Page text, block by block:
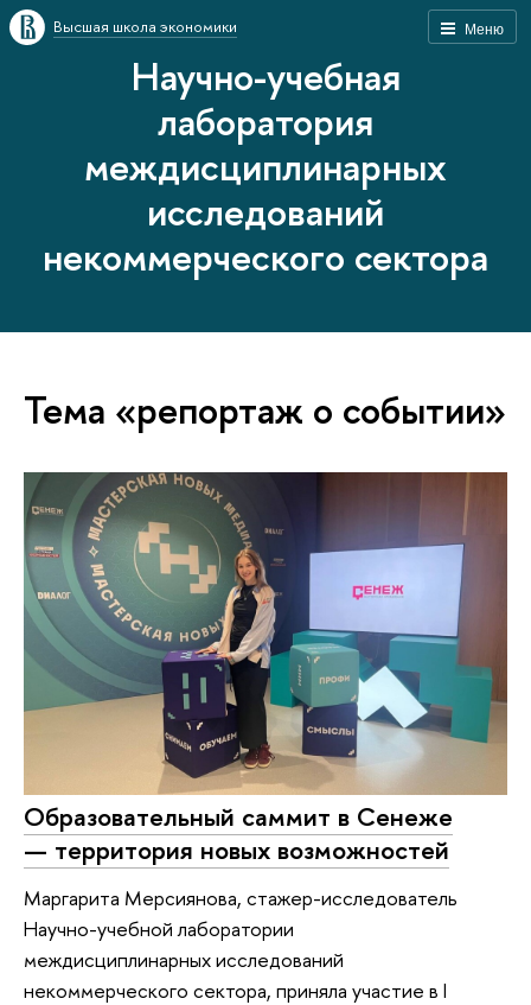
Меню
Высшая школа экономики
Научно-учебная
лаборатория
междисциплинарных
исследований
некоммерческого сектора
Тема «репортаж о событии»
Образовательный саммит в Сенеже
— территория новых возможностей
Маргарита Мерсиянова, стажер-исследователь
Научно-учебной лаборатории
междисциплинарных исследований
некоммерческого сектора, приняла участие в I